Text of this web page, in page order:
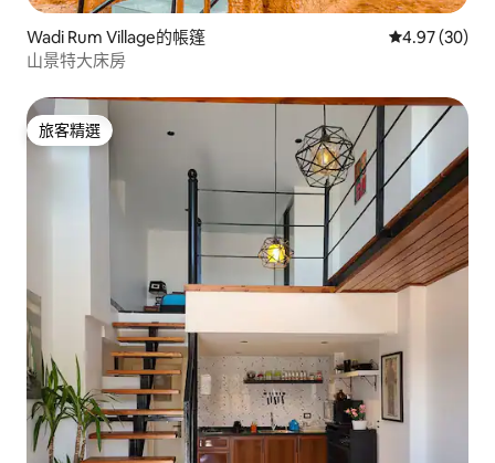
Wadi Rum Village的帳篷 從 30 則評價
4.97 (30)
山景特大床房
旅客精選
旅客精選